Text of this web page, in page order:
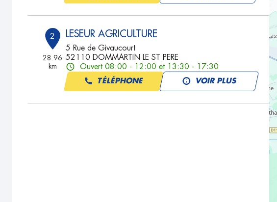
2
28.96
km
LESEUR AGRICULTURE
5 Rue de Givaucourt
52110 DOMMARTIN LE ST PERE
Ouvert 08:00 - 12:00 et 13:30 - 17:30
TÉLÉPHONE VOIR PLUS